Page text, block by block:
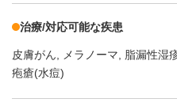
治療/対応可能な疾患
皮膚がん メラノーマ 脂漏性湿
疱瘡(水痘)